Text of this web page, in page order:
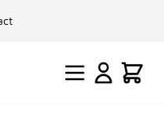
Cart